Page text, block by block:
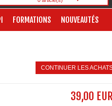
FORMATIONS NOUVEAUTÉS
CONTINUER LES
39,00 EUR